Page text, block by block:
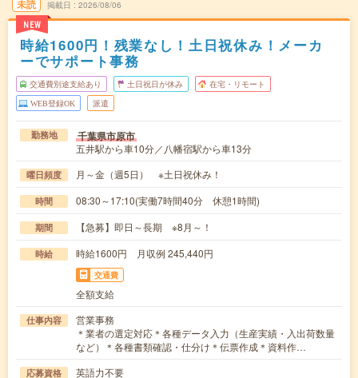
未読
NEW
掲載日 2026/08/06
時給1600円！残業なし！土日祝休み！メーカ
ーでサポート事務
交通費別途支給あり 土日祝日が休み 在宅・リモート
WEB登録OK 派遣
勤務地 千葉県市原市
五井駅から車10分／八幡宿駅から車13分
曜日頻度 月～金（週5日） ※土日祝休み！
時間 08:30～17:10(実働7時間40分 休憩1時間)
期間 【急募】即日～長期 ※8月～！
時給 時給1600円 月収例 245,440円
交通費
全額支給
仕事内容
営業事務
＊業者の選定対応＊各種データ入力（生産実績・入出荷数量
など）＊各種書類確認・仕分け＊伝票作成＊資料作…
応募資格 英語力不要